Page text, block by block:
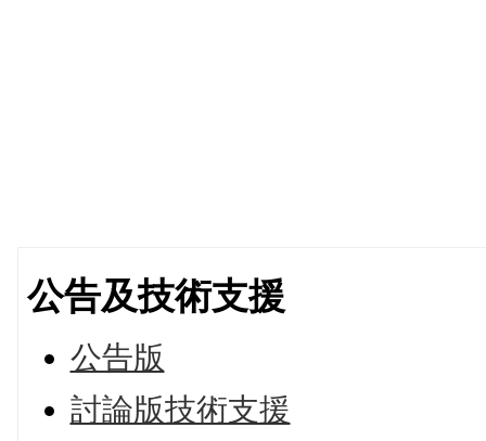
公告及技術支援
公告版
討論版技術支援